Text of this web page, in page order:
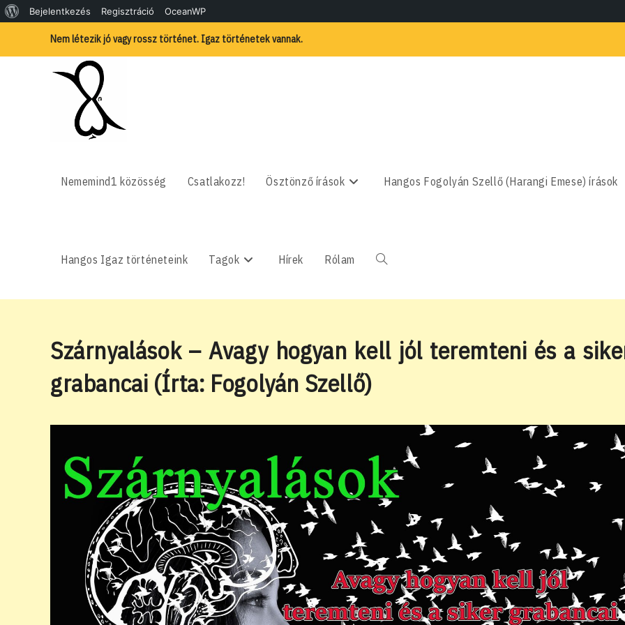
WordPress,
csodás
Bejelentkezés Regisztráció OceanWP
content
Nem létezik jó vagy rossz történet. Igaz történetek vannak.
Nememind1 közösség Csatlakozz! Ösztönző írások Hangos Fogolyán Szellő (Harangi Emese) írások
Hangos Igaz történeteink Tagok Hírek Rólam Toggle
website
Szárnyalások – Avagy hogyan kell jól teremteni és a
grabancai (Írta: Fogolyán Szellő)